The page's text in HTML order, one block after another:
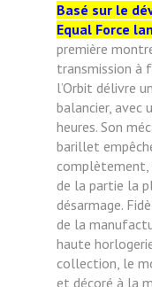
Basé sur le
Equal Force
première
transmission à
l’Orbit délivre
balancier, avec
heures. Son
barillet
de la partie la
désarmage.
de la
haute
collection, le
et décoré à la